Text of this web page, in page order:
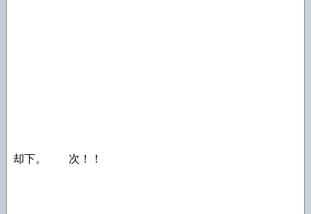
却下。 次！！